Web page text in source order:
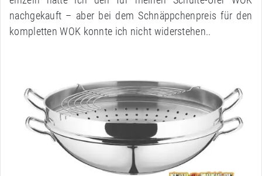
nachgekauft – aber bei dem Schnäppchenpreis für den
kompletten WOK konnte ich nicht widerstehen..